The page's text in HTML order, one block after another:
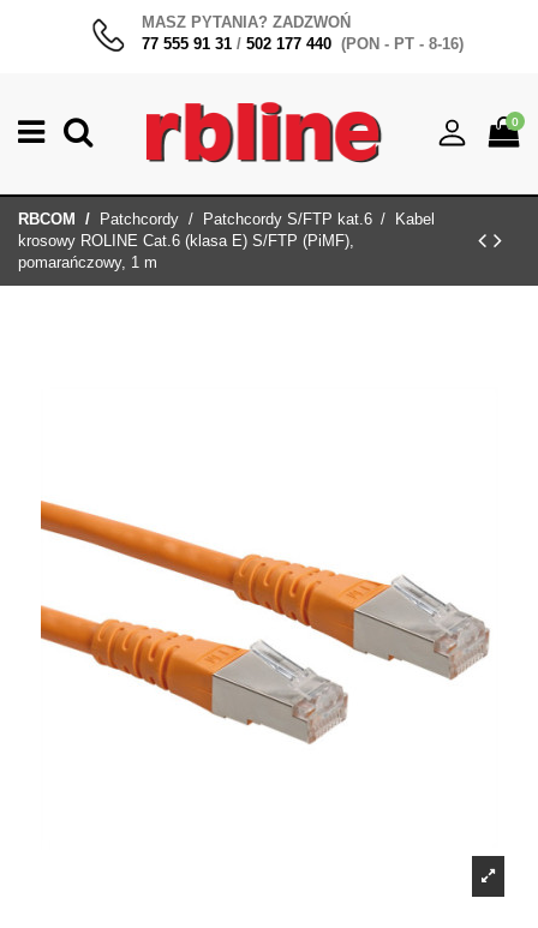
MASZ PYTANIA? ZADZWOŃ
77 555 91 31 / 502 177 440 (PON - PT - 8-16)
0
RBCOM Patchcordy Patchcordy S/FTP kat.6
Kabel
krosowy ROLINE Cat.6 (klasa E) S/FTP (PiMF),
pomarańczowy, 1 m